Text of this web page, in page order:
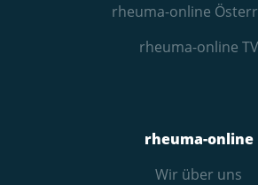
rheuma-online
rheuma-online TV
rheuma-online
Wir über uns